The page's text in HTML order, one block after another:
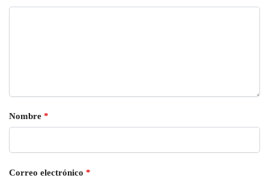
Nombre *
Correo electrónico *